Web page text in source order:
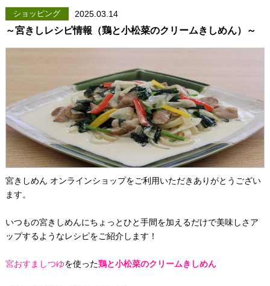
ショッピング 2025.03.14
～宮きしレシピ情報（鶏と小松菜のクリームきしめん）～
宮きしめん オンラインショップをご利用いただきありがとうござい
ます。
いつもの宮きしめんにちょっとひと手間を加えるだけで美味しさア
ップするようなレシピをご紹介します！
宮おすましつゆを使った鶏と小松菜のクリームきしめん